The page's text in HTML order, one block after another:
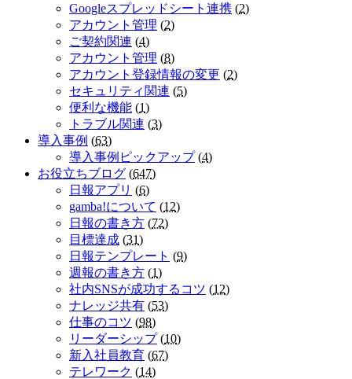
Googleスプレッドシート連携 (2)
アカウント管理 (2)
ご契約関連 (4)
アカウント管理 (8)
アカウント登録情報の変更 (2)
セキュリティ関連 (5)
便利な機能 (1)
トラブル関連 (3)
導入事例 (63)
導入事例ピックアップ(4)
お役立ちブログ (647)
日報アプリ (6)
gamba!について (12)
日報の書き方 (72)
目標達成 (31)
日報テンプレート (9)
週報の書き方 (1)
社内SNSが成功するコツ (12)
ナレッジ共有 (53)
仕事のコツ (98)
リーダーシップ(10)
新入社員教育 (67)
テレワーク (14)